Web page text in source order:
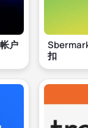
户
扣